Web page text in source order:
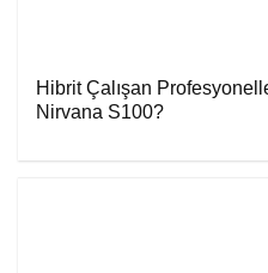
Hibrit Çalışan
Nirvana S100?